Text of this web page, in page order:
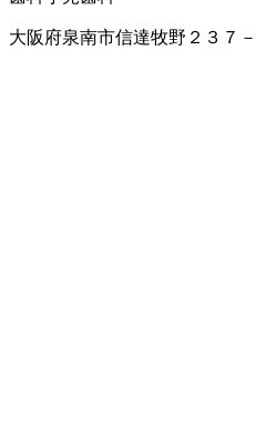
大阪府泉南市信達牧野２３７－